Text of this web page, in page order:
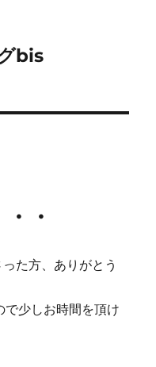
bis
・
た方、ありがとう
少しお時間を頂け